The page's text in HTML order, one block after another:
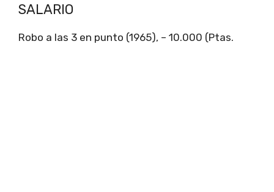
SALARIO
Robo a las 3 en punto (1965), – 10.000 (Ptas.